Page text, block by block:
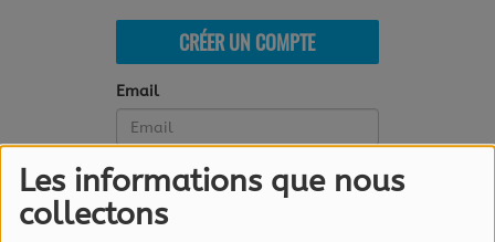
Les informations que nous
collectons
CRÉER UN COMPTE
Email
Mot de passe